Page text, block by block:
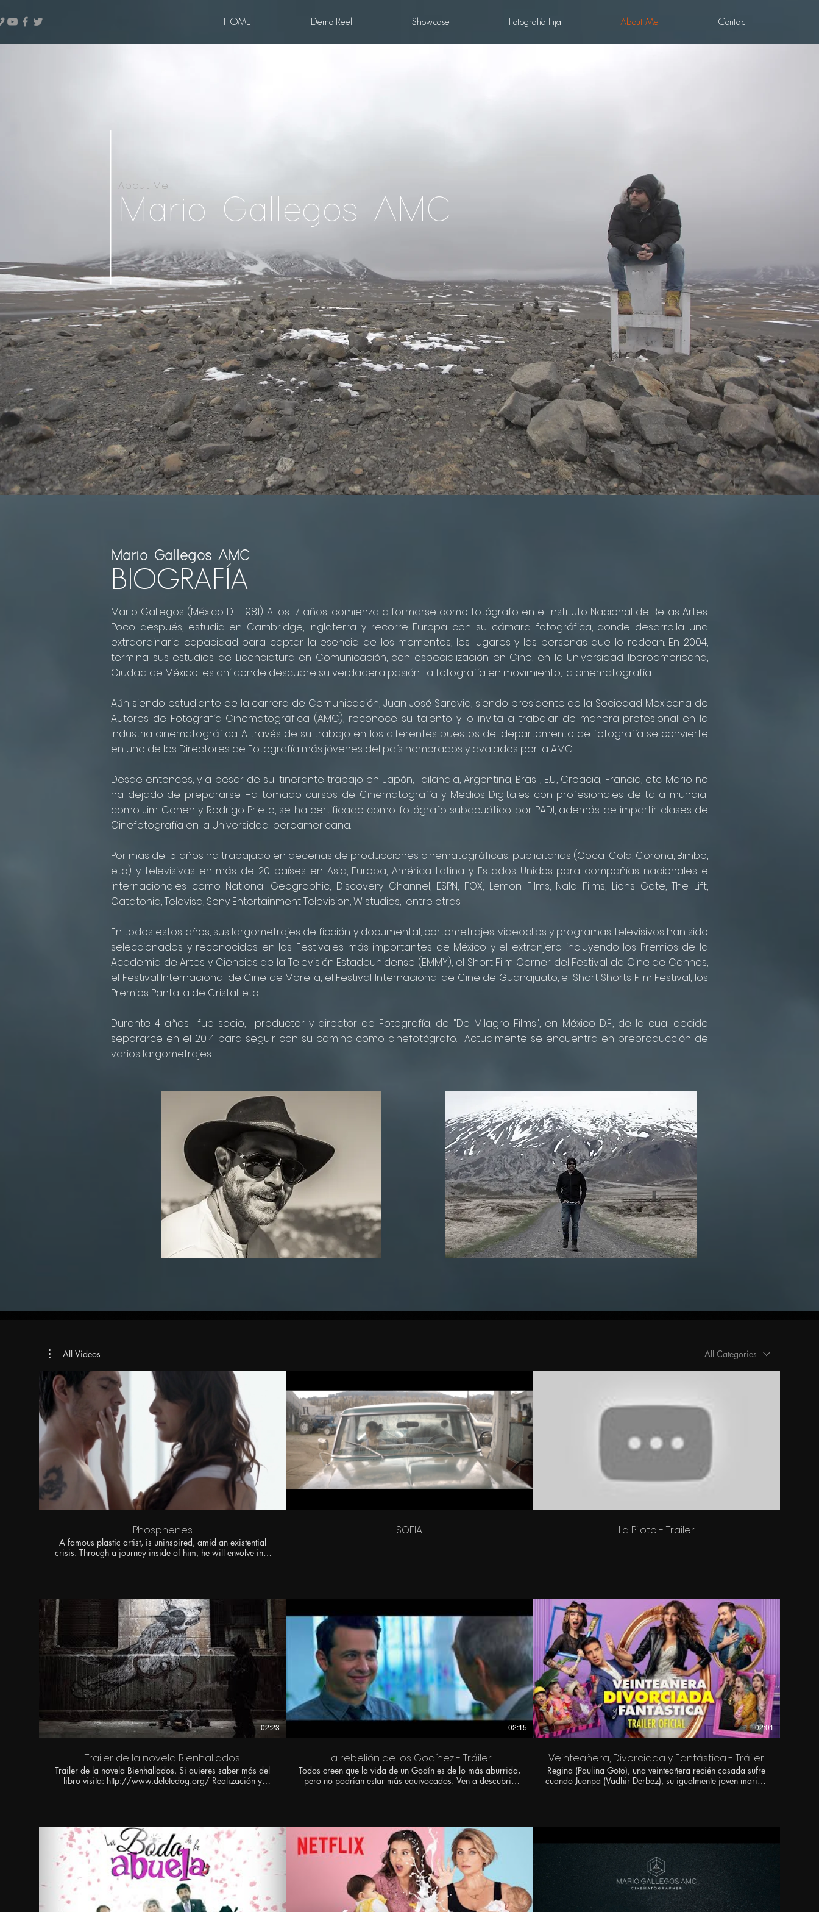
HOME Demo Reel Showcase Fotografía Fija About Me Contact
Mario Gallegos AMC
About Me
Mario Gallegos (México D.F. 1981). A los 17 años, comienza a formarse como fotógrafo en el Instituto Nacional de Bellas Artes.
Poco después, estudia en Cambridge, Inglaterra y recorre Europa con su cámara fotográfica, donde desarrolla una
extraordinaria capacidad para captar la esencia de los momentos, los lugares y las personas que lo rodean. En 2004,
termina sus estudios de Licenciatura en Comunicación, con especialización en Cine, en la Universidad Iberoamericana,
Ciudad de México; es ahí donde descubre su verdadera pasión: La fotografía en movimiento, la cinematografía.
Aún siendo estudiante de la carrera de Comunicación, Juan José Saravia, siendo presidente de la Sociedad Mexicana de
Autores de Fotografía Cinematográfica (AMC), reconoce su talento y lo invita a trabajar de manera profesional en la
industria cinematográfica. A través de su trabajo en los diferentes puestos del departamento de fotografía se convierte
en uno de los Directores de Fotografía más jóvenes del país nombrados y avalados por la AMC.
Desde entonces, y a pesar de su itinerante trabajo en Japón, Tailandia, Argentina, Brasil, E.U., Croacia, Francia, etc. Mario no
ha dejado de prepararse. Ha tomado cursos de Cinematografía y Medios Digitales con profesionales de talla mundial
como Jim Cohen y Rodrigo Prieto, se ha certificado como fotógrafo subacuático por PADI, además de impartir clases de
Cinefotografía en la Universidad Iberoamericana.
Por mas de 15 años ha trabajado en decenas de producciones cinematográficas, publicitarias (Coca-Cola, Corona, Bimbo,
etc.) y televisivas en más de 20 países en Asia, Europa, América Latina y Estados Unidos para compañías nacionales e
internacionales como National Geographic, Discovery Channel, ESPN, FOX, Lemon Films, Nala Films, Lions Gate, The Lift,
Catatonia, Televisa, Sony Entertainment Television, W studios, entre otras.
En todos estos años, sus largometrajes de ficción y documental, cortometrajes, videoclips y programas televisivos han sido
seleccionados y reconocidos en los Festivales más importantes de México y el extranjero incluyendo los Premios de la
Academia de Artes y Ciencias de la Televisión Estadounidense (EMMY), el Short Film Corner del Festival de Cine de Cannes,
el Festival Internacional de Cine de Morelia, el Festival Internacional de Cine de Guanajuato, el Short Shorts Film Festival, los
Premios Pantalla de Cristal, etc.
Durante 4 años fue socio, productor y director de Fotografía, de "De Milagro Films", en México D.F., de la cual decide
separarce en el 2014 para seguir con su camino como cinefotógrafo. Actualmente se encuentra en preproducción de
varios largometrajes.
BIOGRAFÍA
Mario Gallegos AMC
Detrás de Cámaras
Desde hace años he querido desarrollar un blog en donde pueda compartir todos los detrás de
cámara de algunos proyectos en los que he participado, cada una de las etapas en las que se
desarrolla la fotografía, a nivel creativo, investigación, visualización (preproducción) filmación y
planeacion del look o acabado final en la Postproducción.
Aquí presentaré material de algunos proyectos desde sus orígenes hasta su finalización,
ecomendaciones y tips para aquellos que les pueda interesar y servir de alguna manera. Creo
que compartir es importante para entablar intercambios que generan crecimiento a nivel
profesional y humano.
All Videos All Categories
Phosphenes
A famous plastic artist, is uninspired, amid an existential
crisis. Through a journey inside of him, he will envolve in a
SOFIA La Piloto - Trailer
02:23
Trailer de la novela Bienhallados
Trailer de la novela Bienhallados. Si quieres saber más del
libro visita: http://www.deletedog.org/ Realización y
Alex Z. Reynaud Asistente de Cámara: Rodrigo Sandoval
“El Pollo” Gaffer: Miguel Ángel Ortiz Staff: Regino Corona
Edición: Faride Schroeder Diseño Sonoro y Mix: Rafael
Castanedo Cajiga – Dinamita Audio Diseño Sonoro: Luis
Flores – LSD Audio Grabación Audio: Fito Cedillo –
Dinamita Audio Corrección de Color: Juan Luis Reza –
Dinamita Post
02:15
La rebelión de los Godínez - Tráiler
Todos creen que la vida de un Godín es de lo más aburrida,
pero no podrían estar más equivocados. Ven a descubrir
https://www.instagram.com/cinepolismx/
02:01
Veinteañera, Divorciada y Fantástica - Tráiler
Regina (Paulina Goto), una veinteañera recién casada sufre
cuando Juanpa (Vadhir Derbez), su igualmente joven marido
Claudio Roca; y las apariciones especiales de Pedro Sola,
Ricardo Peralta, Vanessa Claudio, Natalia Valenzuela, El
Capi Pérez y Manelyk. 13 de marzo en cines